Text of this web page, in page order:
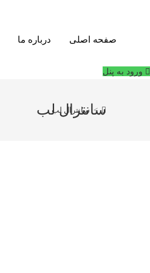
صفحه اصلی درباره ما
ورود به پنل
سانترال لب
> سانترال لب